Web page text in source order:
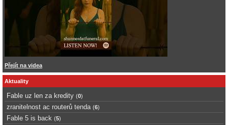
Přejít na videa
Aktuality
Fable uz len za kredity (0)
zranitelnost ac routerů tenda (6)
Fable 5 is back (5)